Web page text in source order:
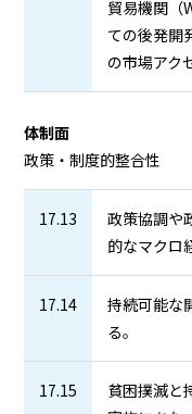
貿易機関（
ての後発開
の市場アク
体制面
政策・制度的整合性
17.13
政策協調や
的なマクロ
17.14
持続可能な
る。
17.15
貧困撲滅と